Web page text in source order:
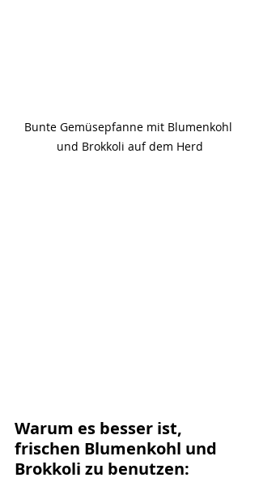
Bunte Gemüsepfanne mit Blumenkohl
und Brokkoli auf dem Herd
Warum es besser ist,
frischen Blumenkohl und
Brokkoli zu benutzen: